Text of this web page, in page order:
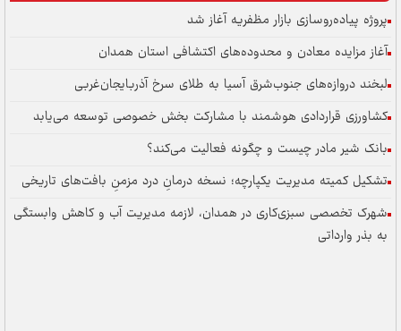
پروژه پیاده‌روسازی بازار مظفریه آغاز شد
آغاز مزایده معادن و محدوده‌های اکتشافی استان همدان
لبخند دروازه‌های جنوب‌شرق آسیا به طلای سرخ آذربایجان‌غربی
کشاورزی قراردادی هوشمند با مشارکت بخش خصوصی توسعه می‌یابد
بانک شیر مادر چیست و چگونه فعالیت می‌کند؟
تشکیل کمیته مدیریت یکپارچه؛ نسخه درمانِ درد مزمنِ بافت‌های تاریخی
شهرک تخصصی سبزی‌کاری در همدان، لازمه مدیریت آب و کاهش وابستگی
به بذر وارداتی